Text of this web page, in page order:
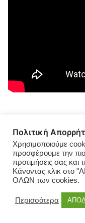
ΑΝΑΤΟΛΙΚΗ
ΑΥΤΟΔΙΟΙΚΗΣΗ
ΧΙΟΥΜΟΡ
ΒΑΓΓΕΛΗΣ
Πολιτική
Χρησιμοποιούμε
προσφέρουμε την πιο
προτιμήσεις σας και
Κάνοντας κλικ στο
ΟΛΩΝ των cookies.
Περισσότερα